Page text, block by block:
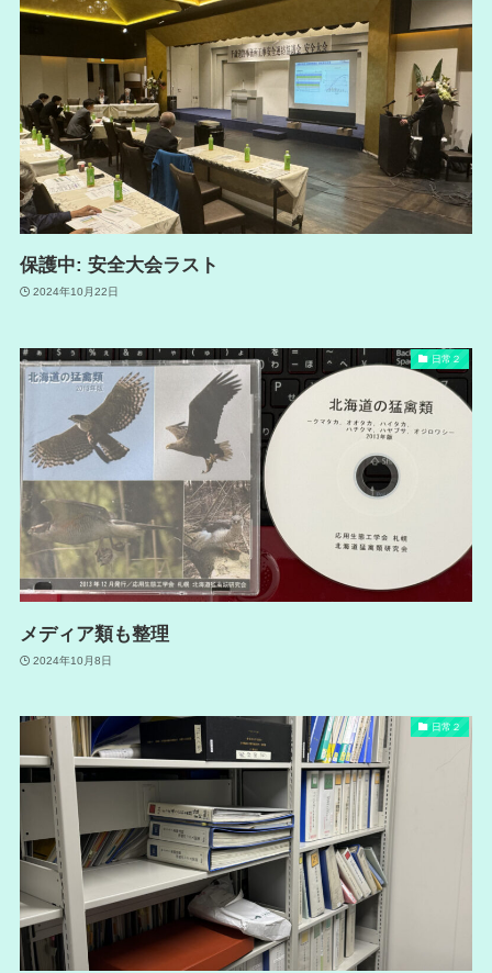
保護中: 安全大会ラスト
2024年10月22日
日常２
メディア類も整理
2024年10月8日
日常２